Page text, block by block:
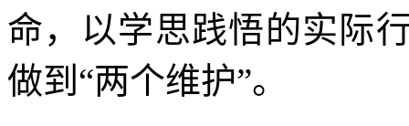
命，以学思践悟的实际
做到“两个维护”。